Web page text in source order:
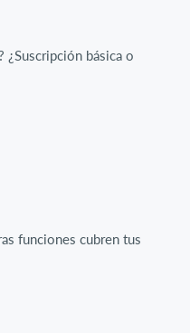
¿Suscripción básica o
funciones cubren tus